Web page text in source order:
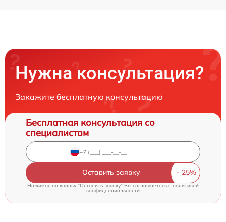
Нужна консультация?
Закажите бесплатную консультацию
Бесплатная консультация со
специалистом
Оставить заявку
Нажимая на кнопку "Оставить заявку" Вы соглашаетесь cполитикой
конфиденциальности